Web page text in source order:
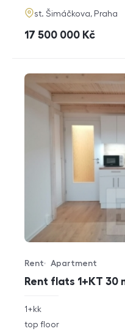
adresa
st. Šimáčkova, Praha
cena
17 500 000 Kč
Rent flats 1+KT 30
Offer type
Rent
Property type
Apartment
rozměry
disposition
1+kk
funkce
top floor